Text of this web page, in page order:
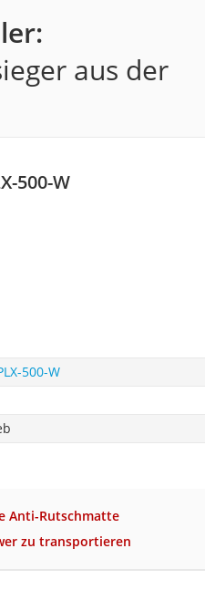
aus der
500-W
500-W
Anti-Rutschmatte
zu transportieren